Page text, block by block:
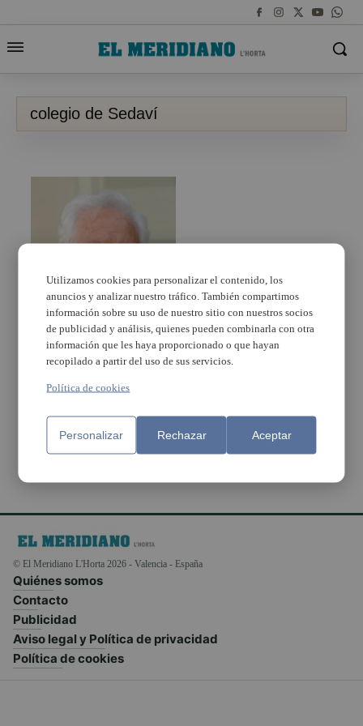
colegio de Sedaví
Defunció del fundador i
Sedaví José Molina
© El Meridiano L'Horta 2026 - Valencia - España
Quiénes somos
Contacto
Publicidad
Aviso legal y Política de privacidad
Política de cookies
Utilizamos cookies para personalizar el contenido, los
anuncios y analizar nuestro tráfico. También compartimos
información sobre su uso de nuestro sitio con nuestros socios
de publicidad y análisis, quienes pueden combinarla con otra
información que les haya proporcionado o que hayan
recopilado a partir del uso de sus servicios.
Política de cookies
Personalizar Rechazar Aceptar